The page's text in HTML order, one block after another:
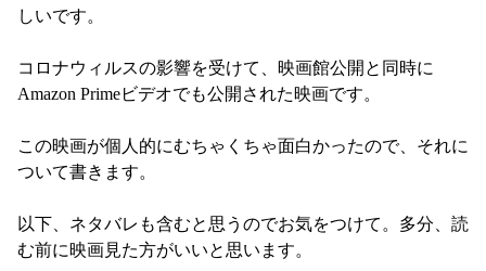
しいです。
コロナウィルスの影響を受けて、映画館公開と同時に
Amazon Primeビデオでも公開された映画です。
この映画が個人的にむちゃくちゃ面白かったので、それに
ついて書きます。
以下、ネタバレも含むと思うのでお気をつけて。多分、読
む前に映画見た方がいいと思います。